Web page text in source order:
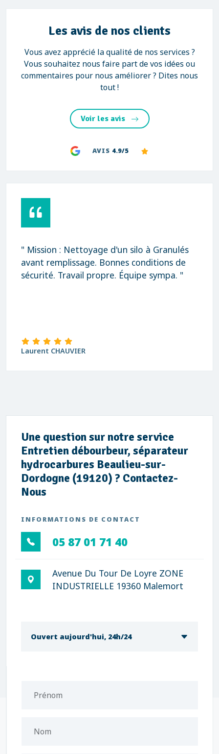
Les avis de nos clients
Vous avez apprécié la qualité de nos services ?
Vous souhaitez nous faire part de vos idées ou
commentaires pour nous améliorer ? Dites nous
tout !
Voir les avis
AVIS 4.9/5
" Mission : Nettoyage d'un silo à Granulés
avant remplissage. Bonnes conditions de
sécurité. Travail propre. Équipe sympa. "
Laurent CHAUVIER
Une question sur notre service
Entretien débourbeur, séparateur
hydrocarbures Beaulieu-sur-
Dordogne (19120) ? Contactez-
Nous
INFORMATIONS DE CONTACT
05 87 01 71 40
Avenue Du Tour De Loyre ZONE
INDUSTRIELLE 19360 Malemort
Ouvert aujourd'hui, 24h/24
Prénom
Nom